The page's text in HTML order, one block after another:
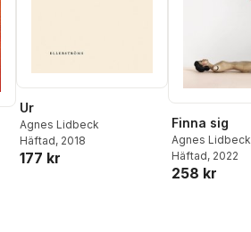
Ur
Agnes Lidbeck
Häftad, 2018
177 kr
Finna sig
Agnes Lidbeck
Häftad, 2022
258 kr